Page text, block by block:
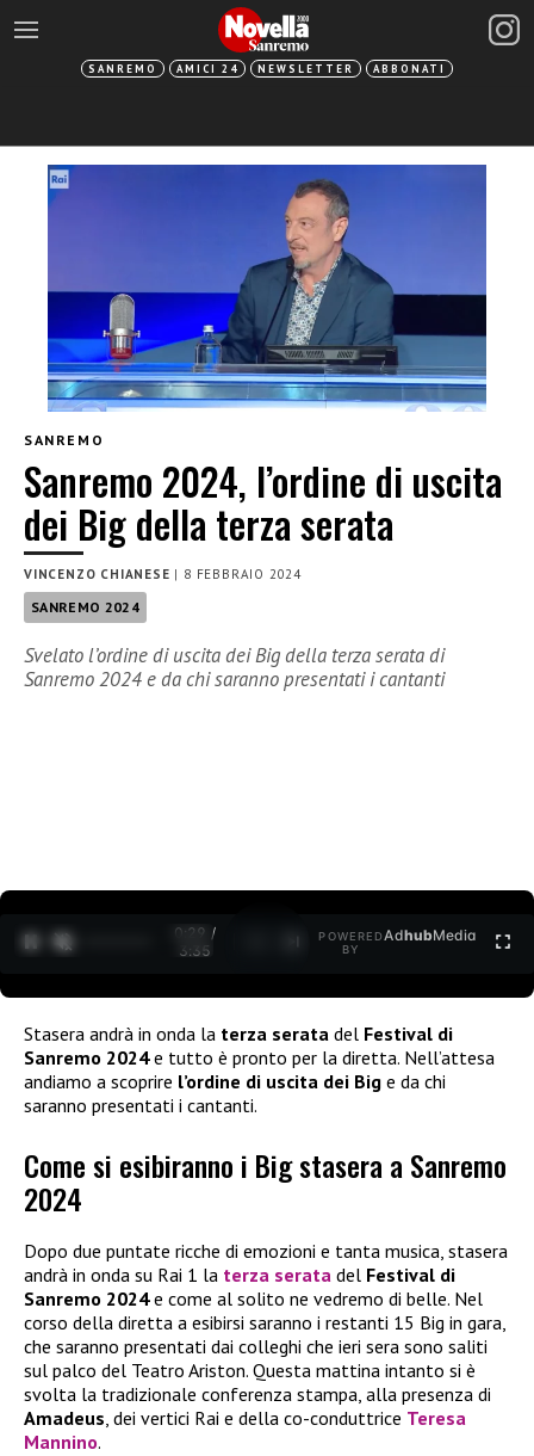
SANREMO AMICI 24 NEWSLETTER ABBONATI
SANREMO
Sanremo 2024, l’ordine di uscita
dei Big della terza serata
VINCENZO CHIANESE | 8 FEBBRAIO 2024
SANREMO 2024
Svelato l’ordine di uscita dei Big della terza serata di
Sanremo 2024 e da chi saranno presentati i cantanti
0:30 /
3:35
POWERED
BY
AdhubMedia
Stasera andrà in onda la terza serata del Festival di
Sanremo 2024e tutto è pronto per la diretta. Nell’attesa
andiamo a scoprire l’ordine di uscita dei Big e da chi
saranno presentati i cantanti.
Come si esibiranno i Big stasera a Sanremo
2024
Dopo due puntate ricche di emozioni e tanta musica, stasera
andrà in onda su Rai 1 la terza serata del Festival di
Sanremo 2024e come al solito ne vedremo di belle. Nel
corso della diretta a esibirsi saranno i restanti 15 Big in gara,
che saranno presentati dai colleghi che ieri sera sono saliti
sul palco del Teatro Ariston. Questa mattina intanto si è
svolta la tradizionale conferenza stampa, alla presenza di
Amadeus, dei vertici Rai e della co-conduttrice Teresa
Mannino.